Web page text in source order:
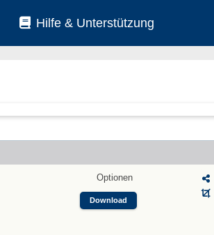
Hilfe & Unterstützung
Optionen
Download